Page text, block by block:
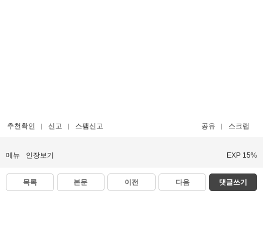
추천확인 신고 스팸신고 공유 스크랩
메뉴 인장보기 EXP 15%
목록 본문 이전 다음 댓글쓰기